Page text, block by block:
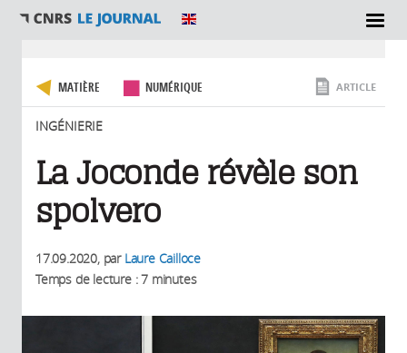
SECTIONS
MATIÈRE NUMÉRIQUE
INGÉNIERIE
ARTICLE
La Joconde révèle son
spolvero
17.09.2020, par Laure Cailloce
Temps de lecture : 7 minutes